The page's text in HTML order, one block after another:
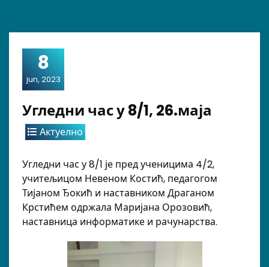
8
jun, 2023
Угледни час у 8/1, 26.маја
Актуелно
Угледни час у 8/1 је пред ученицима 4/2,
учитељицом Невеном Костић, педагогом
Тијаном Ђокић и наставником Драганом
Крстићем одржала Маријана Орозовић,
наставница информатике и рачунарства.